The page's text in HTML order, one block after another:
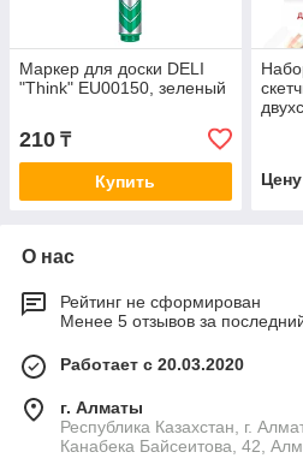
Маркер для доски DELI
"Think" EU00150, зеленый
210 ₸
Купить
О нас
Рейтинг не сформирован
Менее 5 отзывов за
Работает с 20.03.2020
г. Алматы
Республика Казахстан, г.
Канабека Байсеитова, 42,